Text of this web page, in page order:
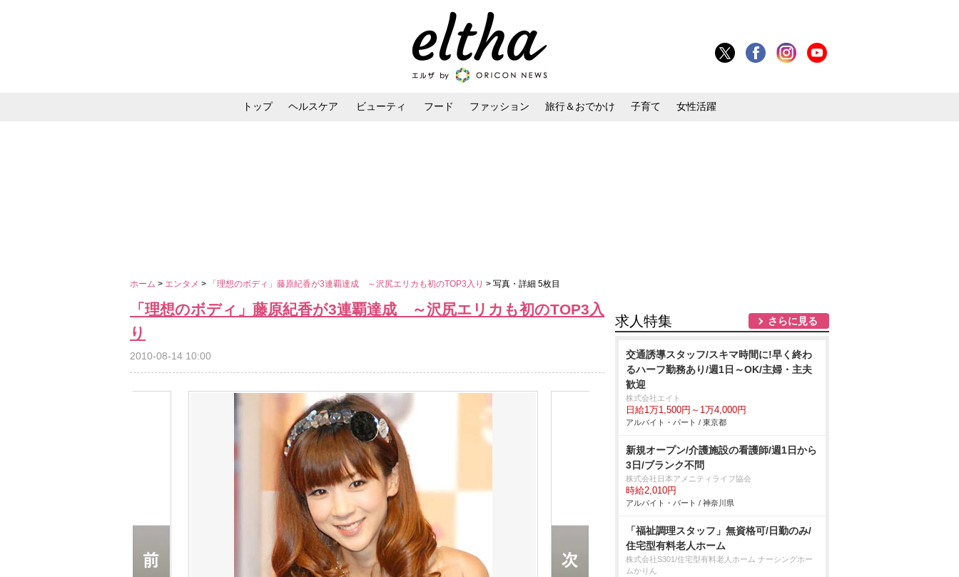
トップ ヘルスケア ビューティ フード ファッション 旅行＆おでかけ 子育て 女性活躍
ホーム > エンタメ > 「理想のボディ」藤原紀香が3連覇達成 ～沢尻エリカも初のTOP3入り > 写真・詳細 5枚目
「理想のボディ」藤原紀香が3連覇達成 ～沢尻エリカも初のTOP3入
り
2010-08-14 10:00
求人特集 さらに見る
交通誘導スタッフ/スキマ時間に!早く終わ
るハーフ勤務あり/週1日～OK/主婦・主夫
歓迎
株式会社エイト
日給1万1,500円～1万4,000円
アルバイト・パート / 東京都
新規オープン/介護施設の看護師/週1日から
3日/ブランク不問
株式会社日本アメニティライフ協会
時給2,010円
アルバイト・パート / 神奈川県
「福祉調理スタッフ」無資格可/日勤のみ/
住宅型有料老人ホーム
株式会社S301/住宅型有料老人ホーム ナーシングホー
ムかりん